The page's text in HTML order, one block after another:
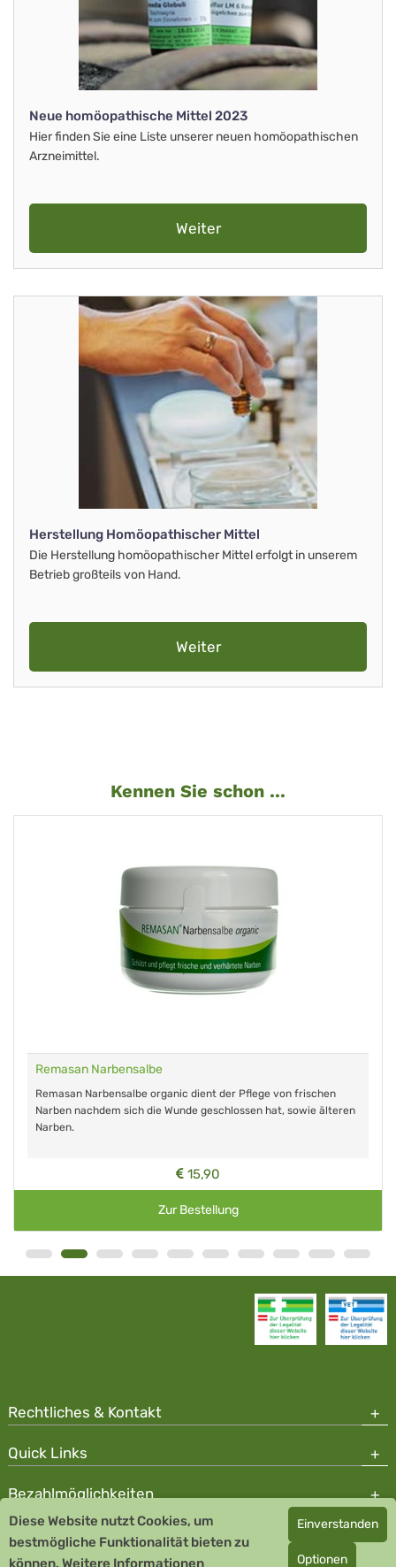
Neue homöopathische Mittel 2023
Hier finden Sie eine Liste unserer neuen homöopathischen
Arzneimittel.
Weiter
Herstellung Homöopathischer Mittel
Die Herstellung homöopathischer Mittel erfolgt in unserem
Betrieb großteils von Hand.
Weiter
Kennen Sie schon ...
Remasan Narbensalbe
Remasan Narbensalbe organic dient der Pflege von frischen
Narben nachdem sich die Wunde geschlossen hat, sowie älteren
Narben.
15,90
Zur Bestellung
Rechtliches & Kontakt
Quick Links
Bezahlmöglichkeiten
Copyright © 2026 Team Santé Salvator Apotheke - GDP zertifiziert
Remedia Homöopathie GmbH GMP zertifizierter Arzneihersteller
Diese Website nutzt Cookies, um
bestmögliche Funktionalität bieten zu
können. Weitere Informationen
Einverstanden
Optionen